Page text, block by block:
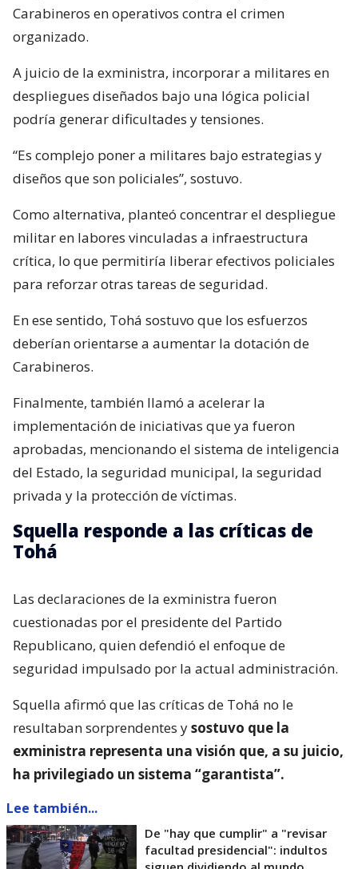
Carabineros en operativos contra el crimen
organizado.
A juicio de la exministra, incorporar a militares en
despliegues diseñados bajo una lógica policial
podría generar dificultades y tensiones.
“Es complejo poner a militares bajo estrategias y
diseños que son policiales”, sostuvo.
Como alternativa, planteó concentrar el despliegue
militar en labores vinculadas a infraestructura
crítica, lo que permitiría liberar efectivos policiales
para reforzar otras tareas de seguridad.
En ese sentido, Tohá sostuvo que los esfuerzos
deberían orientarse a aumentar la dotación de
Carabineros.
Finalmente, también llamó a acelerar la
implementación de iniciativas que ya fueron
aprobadas, mencionando el sistema de inteligencia
del Estado, la seguridad municipal, la seguridad
privada y la protección de víctimas.
Squella responde a las críticas de
Tohá
Las declaraciones de la exministra fueron
cuestionadas por el presidente del Partido
Republicano, quien defendió el enfoque de
seguridad impulsado por la actual administración.
Squella afirmó que las críticas de Tohá no le
resultaban sorprendentes ysostuvo que la
exministra representa una visión que, a su juicio,
ha privilegiado un sistema “garantista”.
Lee también...
De "hay que cumplir" a "revisar
facultad presidencial": indultos